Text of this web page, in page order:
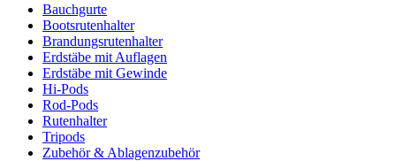
Bauchgurte
Bootsrutenhalter
Brandungsrutenhalter
Erdstäbe mit Auflagen
Erdstäbe mit Gewinde
Hi-Pods
Rod-Pods
Rutenhalter
Tripods
Zubehör & Ablagenzubehör